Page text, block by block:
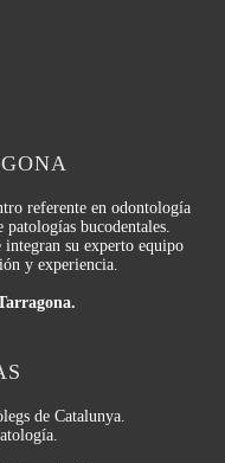
referente en odontología
patologías bucodentales.
su experto equipo
y experiencia.
de Catalunya.